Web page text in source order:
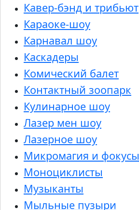
Кавер-бэнд и трибьют
Караоке-шоу
Карнавал шоу
Каскадеры
Комический балет
Контактный зоопарк
Кулинарное шоу
Лазер мен шоу
Лазерное шоу
Микромагия и фокусы
Моноциклисты
Музыканты
Мыльные пузыри